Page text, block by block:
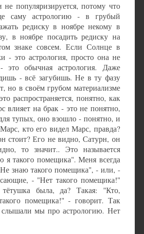
популяризируется, потому что
саму астрологию - в грубый
редиску в ноябре некому в
в ноябре посадить редиску на
знаке совсем. Если Солнце в
- это астрология, просто она не
это обычная астрология. Даже
- всё загубишь. Не в ту фазу
в своём грубом материализме
распространяется, понятно, как
влияет на брак - это не понятно,
тупых, оно взошло - понятно, и
кто его видел Марс, правда?
стоит? Его не видно, Сатурн, он
то значит.. Это называется
я такого помещика". Меня всегда
знаю такого помещика", - или, -
- "Нет такого помещика!"
тётушка была, да? Такая: "Кто,
помещика!" - говорит. Так
мы про астрологию. Нет